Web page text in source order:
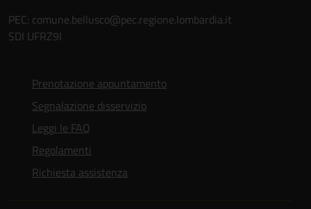
PEC: comune.bellusco@pec.regione.lombardia.it
SDI UFRZ9I
Prenotazione appuntamento
Segnalazione disservizio
Leggi le FAQ
Regolamenti
Richiesta assistenza